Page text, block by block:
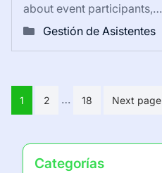
about event participants,…
Gestión de Asistentes
Posts
pagination
1 2 … 18 Next page
Categorías